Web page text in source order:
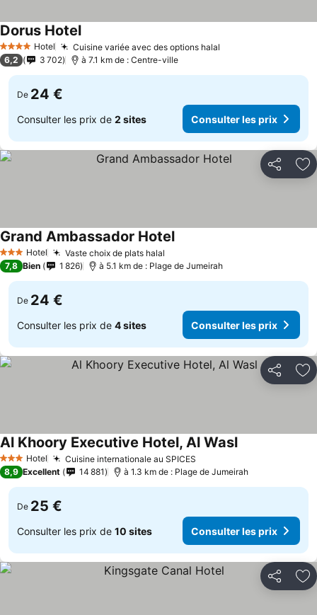
4 Étoiles Hotel Cuisine variée avec des options halal
Dorus HotelConsulter les prix
6,2 3 702 à 7.1 km de : Centre-ville
De 24 €
Consulter les prix de 2 sites Consulter les prix
Partager
3 ÉtoilesHotel Vaste choix de plats halal
Grand Ambassador HotelConsulter les prix
7,8 Bien 1 826 à 5.1 km de : Plage de Jumeirah
De 24 €
Consulter les prix de 4 sites Consulter les prix
Partager
3 ÉtoilesHotel Cuisine internationale au SPICES
Al Khoory Executive Hotel, Al WaslConsulter les
8,9 Excellent 14 881 à 1.3 km de : Plage de Jumeirah
De 25 €
Consulter les prix de 10 sites Consulter les prix
Partager